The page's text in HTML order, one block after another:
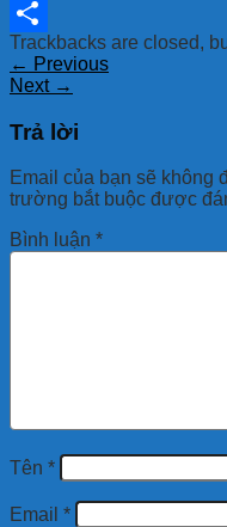
Email
Share
Trackbacks are closed,
← Previous
Next →
Trả lời
Email của bạn sẽ không
trường bắt buộc được
Bình luận *
Tên *
Email *